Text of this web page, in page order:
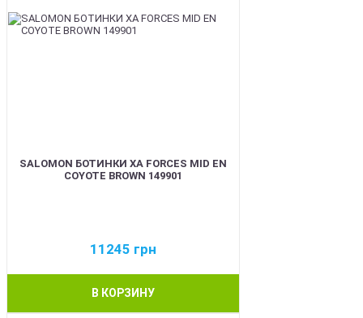
SALOMON БОТИНКИ XA FORCES MID EN
COYOTE BROWN 149901
11245 грн
В КОРЗИНУ